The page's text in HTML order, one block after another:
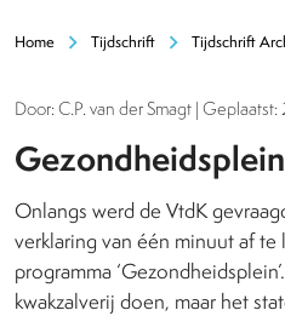
Home chevron_right Tijdschrift chevron_right Tijdschrift
Door: C.P. van der Smagt |
Gezondheidsplein
Onlangs werd de VtdK
verklaring van één minuut af
programma
kwakzalverij doen, maar het